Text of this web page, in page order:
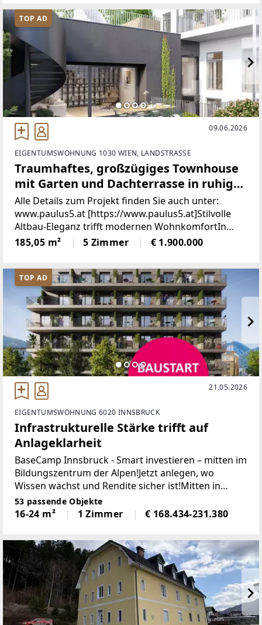
TOP AD
09.06.2026
EIGENTUMSWOHNUNG 1030 WIEN, LANDSTRASSE
Traumhaftes, großzügiges Townhouse
mit Garten und Dachterrasse in ruhiger
Innenhoflage!
Alle Details zum Projekt finden Sie auch unter:
www.paulus5.at [https://www.paulus5.at]Stilvolle
Altbau-Eleganz trifft modernen WohnkomfortIn
dieser Traumimmobilie vereinen sich der Charme
eines eleganten Altbaus und zeitgemäßer
Wohnkomfort
185,05 m² 5 Zimmer € 1.900.000
TOP AD
21.05.2026
EIGENTUMSWOHNUNG 6020 INNSBRUCK
Infrastrukturelle Stärke trifft auf
Anlageklarheit
BaseCamp Innsbruck - Smart investieren – mitten im
Bildungszentrum der Alpen!Jetzt anlegen, wo
Wissen wächst und Rendite sicher ist!Mitten in
Innsbruck – einer der dynamischsten
Universitätsstädte Europas – entsteht das
53 passende Objekte
16-24 m² 1 Zimmer € 168.434-231.380